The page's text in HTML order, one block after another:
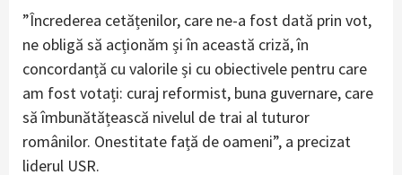
”Încrederea cetățenilor, care ne-a fost dată prin vot,
ne obligă să acționăm și în această criză, în
concordanță cu valorile și cu obiectivele pentru care
am fost votați: curaj reformist, buna guvernare, care
să îmbunătățească nivelul de trai al tuturor
românilor. Onestitate față de oameni”, a precizat
liderul USR.